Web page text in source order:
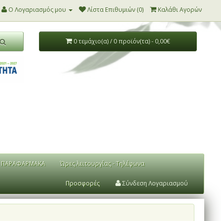
Ο Λογαριασμός μου Λίστα Επιθυμιών (0) Καλάθι Αγορών
0 τεμάχιο(α) / 0 προϊόν(τα) - 0,00€
ΠΑΡΑΦΑΡΜΑΚΑ Ώρες λειτουργίας - Τηλέφωνα
Προσφορές Σύνδεση Λογαριασμού